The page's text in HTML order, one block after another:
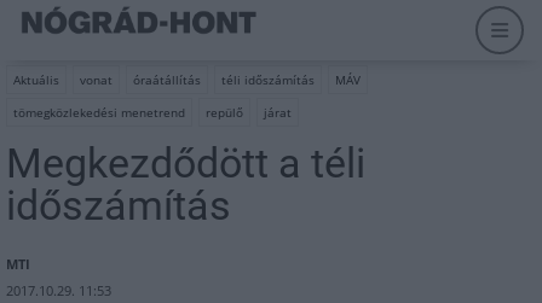
Aktuális vonat óraátállítás téli időszámítás
MÁV
tömegközlekedési menetrend
repülő járat
Megkezdődött a téli
időszámítás
MTI
2017.10.29. 11:53